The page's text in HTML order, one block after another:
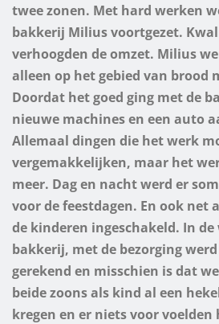
twee zonen. Met hard werken
bakkerij Milius voortgezet.
verhoogden de omzet. Milius
alleen op het gebied van brood
Doordat het goed ging met de
nieuwe machines en een auto
Allemaal dingen die het werk
vergemakkelijken, maar het
meer. Dag en nacht werd er
voor de feestdagen. En ook net
de kinderen ingeschakeld. In
bakkerij, met de bezorging
gerekend en misschien is dat
beide zoons als kind al een
kregen en er niets voor